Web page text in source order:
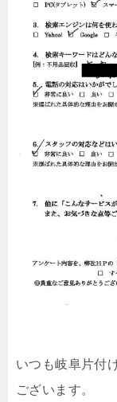
いつも岐阜片付
ございます。